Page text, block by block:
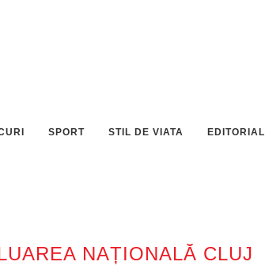
SPORT STIL DE VIATA EDITORIAL
NAȚIONALĂ CLUJ